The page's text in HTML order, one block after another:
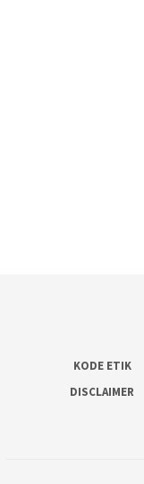
KODE ETIK
DISCLAIMER